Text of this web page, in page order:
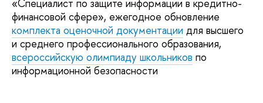
«Специалист по защите информации в кредитно-
финансовой сфере», ежегодное обновление
комплекта оценочной документации для высшего
и среднего профессионального образования,
всероссийскую олимпиаду школьников по
информационной безопасности